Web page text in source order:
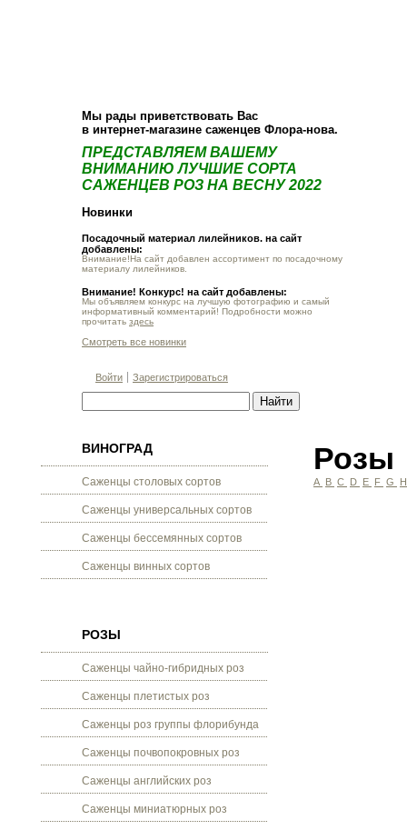
Мы рады приветствовать Вас
в интернет-магазине саженцев Флора-нова.
ПРЕДСТАВЛЯЕМ ВАШЕМУ
ВНИМАНИЮ ЛУЧШИЕ СОРТА
САЖЕНЦЕВ РОЗ НА ВЕСНУ 2022
Новинки
Посадочный материал лилейников. на сайт
добавлены:
Внимание!На сайт добавлен ассортимент по посадочному
материалу лилейников.
Внимание! Конкурс! на сайт добавлены:
Мы объявляем конкурс на лучшую фотографию и самый
информативный комментарий! Подробности можно
прочитать здесь
Смотреть все новинки
Войти Зарегистрироваться
ВИНОГРАД
Саженцы столовых сортов
Саженцы универсальных сортов
Саженцы бессемянных сортов
Саженцы винных сортов
РОЗЫ
Саженцы чайно-гибридных роз
Саженцы плетистых роз
Саженцы роз группы флорибунда
Саженцы почвопокровных роз
Саженцы английских роз
Саженцы миниатюрных роз
Розы
A B C D E F G